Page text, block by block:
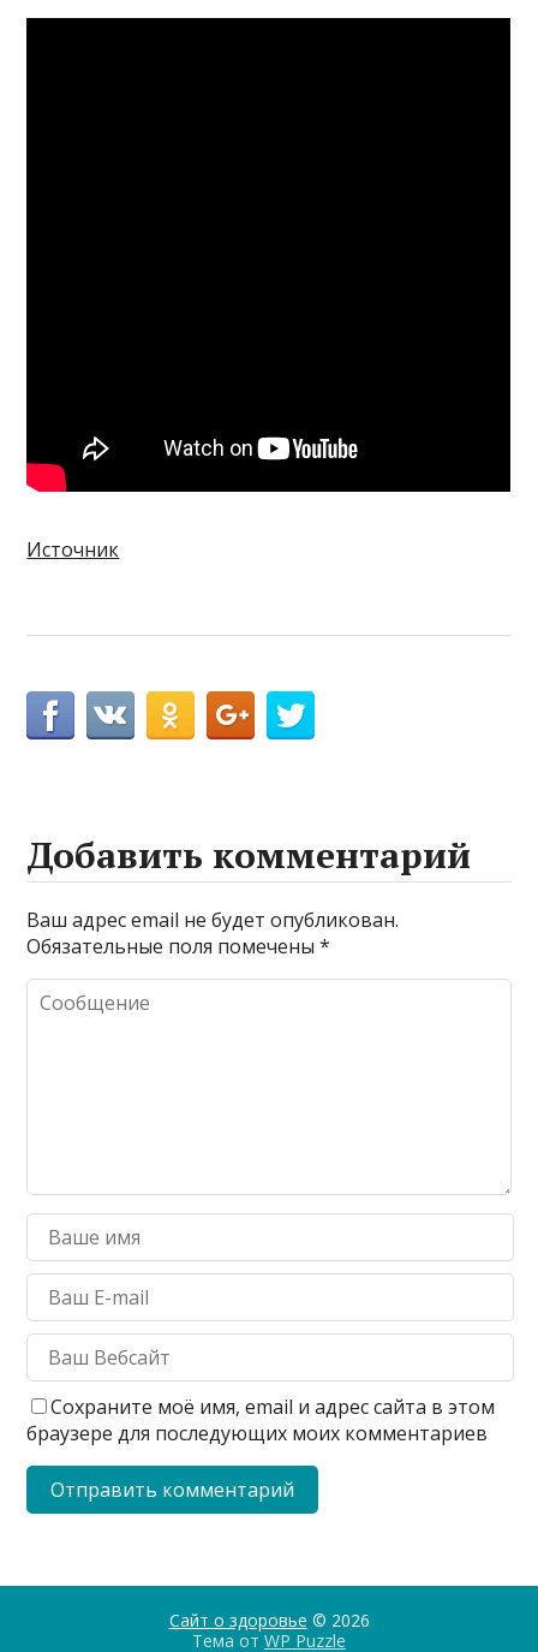
Источник
Добавить комментарий
Ваш адрес email не будет опубликован.
Обязательные поля помечены*
Сохраните моё имя, email и адрес сайта в этом
браузере для последующих моих комментариев
Сайт о здоровье © 2026
Тема от WP Puzzle